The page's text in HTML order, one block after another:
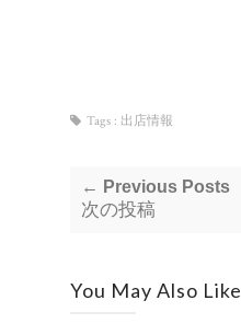
Tags : 出店情報
← Previous Posts
次の投稿
You May Also Like